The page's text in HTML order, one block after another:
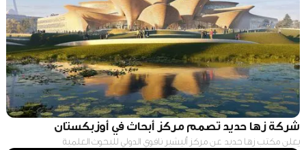
شركة زها حديد تصمم مركز أبحاث في أوزبكستان
يعلن مكتب زها حديد عن مركز أليشير نافوي الدولي للبحوث العلمية